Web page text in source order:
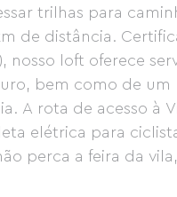
trilhas para
de distância.
nosso loft oferece
bem como de um
A rota de acesso à
elétrica para
perca a feira da